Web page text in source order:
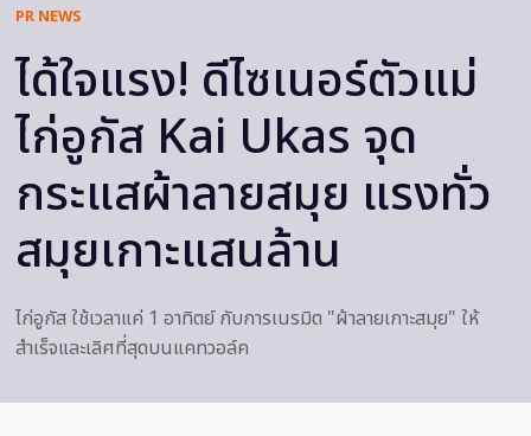
PR NEWS
ได้ใจแรง! ดีไซเนอร์ตัวแม่
ไก่อูกัส Kai Ukas จุด
กระแสผ้าลายสมุย แรงทั่ว
สมุยเกาะแสนล้าน
ไก่อูกัส ใช้เวลาแค่ 1 อาทิตย์ กับการเนรมิต "ผ้าลายเกาะสมุย" ให้
สำเร็จและเลิศที่สุดบนแคทวอล์ค